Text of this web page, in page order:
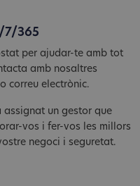
7/365
per ajudar-te amb tot
amb nosaltres
correu electrònic.
assignat un gestor que
vos i fer-vos les millors
negoci i seguretat.